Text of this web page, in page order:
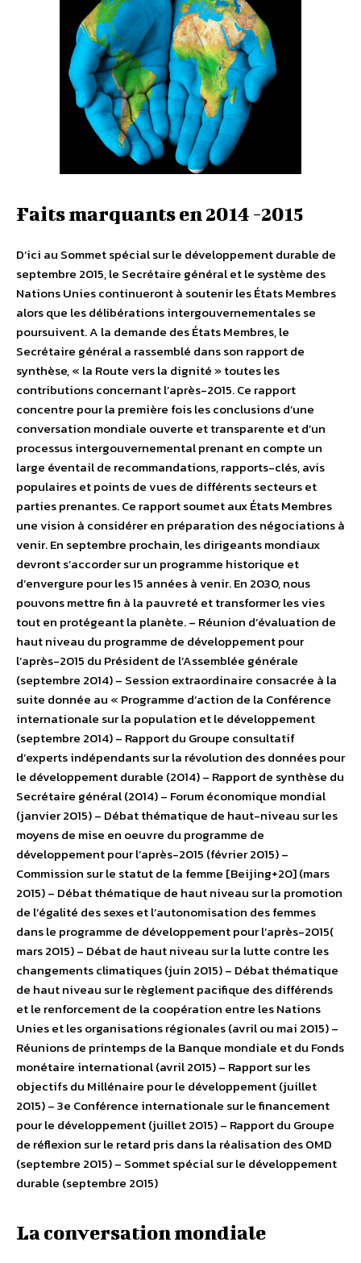
Faits marquants en 2014 -2015
D’ici au Sommet spécial sur le développement durable de
septembre 2015, le Secrétaire général et le système des
Nations Unies continueront à soutenir les États Membres
alors que les délibérations intergouvernementales se
poursuivent. A la demande des États Membres, le
Secrétaire général a rassemblé dans son rapport de
synthèse, « la Route vers la dignité » toutes les
contributions concernant l’après-2015. Ce rapport
concentre pour la première fois les conclusions d’une
conversation mondiale ouverte et transparente et d’un
processus intergouvernemental prenant en compte un
large éventail de recommandations, rapports-clés, avis
populaires et points de vues de différents secteurs et
parties prenantes. Ce rapport soumet aux États Membres
une vision à considérer en préparation des négociations à
venir. En septembre prochain, les dirigeants mondiaux
devront s’accorder sur un programme historique et
d’envergure pour les 15 années à venir. En 2030, nous
pouvons mettre fin à la pauvreté et transformer les vies
tout en protégeant la planète. – Réunion d’évaluation de
haut niveau du programme de développement pour
l’après-2015 du Président de l’Assemblée générale
(septembre 2014) – Session extraordinaire consacrée à la
suite donnée au « Programme d’action de la Conférence
internationale sur la population et le développement
(septembre 2014) – Rapport du Groupe consultatif
d’experts indépendants sur la révolution des données pour
le développement durable (2014) – Rapport de synthèse du
Secrétaire général (2014) – Forum économique mondial
(janvier 2015) – Débat thématique de haut-niveau sur les
moyens de mise en oeuvre du programme de
développement pour l’après-2015 (février 2015) –
Commission sur le statut de la femme [Beijing+20] (mars
2015) – Débat thématique de haut niveau sur la promotion
de l’égalité des sexes et l’autonomisation des femmes
dans le programme de développement pour l’après-2015(
mars 2015) – Débat de haut niveau sur la lutte contre les
changements climatiques (juin 2015) – Débat thématique
de haut niveau sur le règlement pacifique des différends
et le renforcement de la coopération entre les Nations
Unies et les organisations régionales (avril ou mai 2015) –
Réunions de printemps de la Banque mondiale et du Fonds
monétaire international (avril 2015) – Rapport sur les
objectifs du Millénaire pour le développement (juillet
2015) – 3e Conférence internationale sur le financement
pour le développement (juillet 2015) – Rapport du Groupe
de réflexion sur le retard pris dans la réalisation des OMD
(septembre 2015) – Sommet spécial sur le développement
durable (septembre 2015)
La conversation mondiale